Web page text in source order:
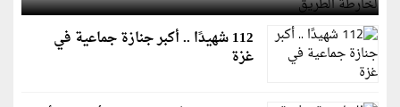
112 شهيدًا .. أكبر جنازة جماعية في
غزة